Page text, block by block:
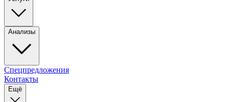
Анализы
Спецпредложения
Контакты
Ещё